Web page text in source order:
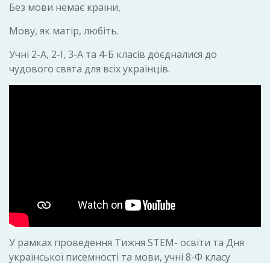
Без мови немає країни,
Мову, як матір, любіть.
Учні 2-А, 2-І, 3-А та 4-Б класів доєдналися до
чудового свята для всіх українців.
У рамках проведення Тижня STEM- освіти та Дня
української писемності та мови, учні 8-Ф класу